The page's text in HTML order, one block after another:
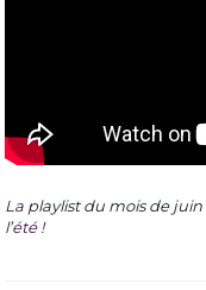
La playlist du mois de juin
l’été !